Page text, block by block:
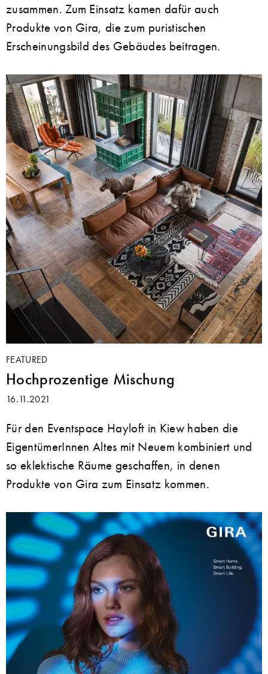
zusammen. Zum Einsatz kamen dafür auch
Produkte von Gira, die zum puristischen
Erscheinungsbild des Gebäudes beitragen.
FEATURED
Hochprozentige Mischung
16.11.2021
Für den Eventspace Hayloft in Kiew haben die
EigentümerInnen Altes mit Neuem kombiniert und
so eklektische Räume geschaffen, in denen
Produkte von Gira zum Einsatz kommen.